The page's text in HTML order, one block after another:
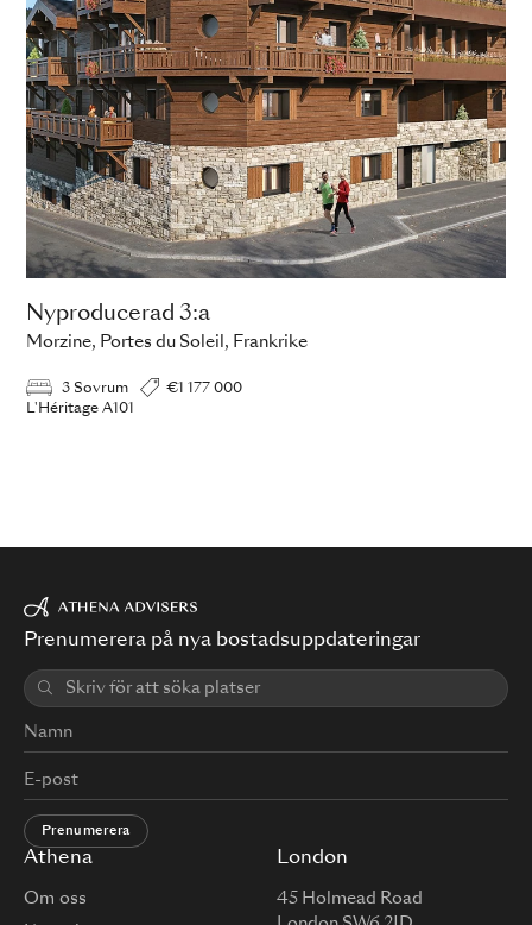
Nyproducerad 3:a
Morzine, Portes du Soleil, Frankrike
3 Sovrum
€1 177 000
L'Héritage A101
Athena
Om oss
London
45 Holmead Road
Prenumerera på nya bostadsuppdateringar
Prenumerera